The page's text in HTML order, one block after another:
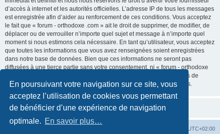
En poursuivant votre navigation sur ce site, vous
acceptez l’utilisation de cookies vous permettant
de bénéficier d’une expérience de navigation
optimale. En savoir plus…
d’accès à internet et les autorités officielles. L’adresse IP de tous les messages
est enregistrée afin d’aider au renforcement de ces conditions. Vous acceptez
le fait que « forum - orthodoxe .com » ait le droit de supprimer, de modifier, de
déplacer ou de verrouiller n’importe quel sujet et message à n’importe quel
moment si nous estimons cela nécessaire. En tant qu’utilisateur, vous acceptez
que toutes les informations que vous avez renseignées soient enregistrées
dans notre base de données. Bien que ces informations ne seront pas
diffusées à une tierce partie sans votre consentement, ni « forum - orthodoxe
.com », ni phpBB, ne pourront être tenus comme responsables en cas de
tentative de piratage informatique visant à compromettre vos données.
UTC+02:00